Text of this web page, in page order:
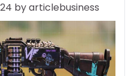
byarticlebusiness